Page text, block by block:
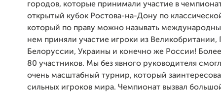
городов, которые принимали участие в
открытый кубок Ростова-на-Дону по
который по праву можно называть
нем приняли участие игроки из Великобритании,
Белоруссии, Украины и конечно же России!
80 участников. Мы без явного руководителя
очень масштабный турнир, который
сильных игроков мира. Чемпионат вызвал